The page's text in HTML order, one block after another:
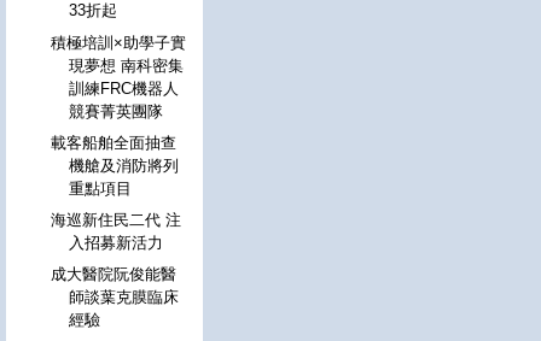
33折起
積極培訓×助學子實
現夢想 南科密集
訓練FRC機器人
競賽菁英團隊
載客船舶全面抽查
機艙及消防將列
重點項目
海巡新住民二代 注
入招募新活力
成大醫院阮俊能醫
師談葉克膜臨床
經驗